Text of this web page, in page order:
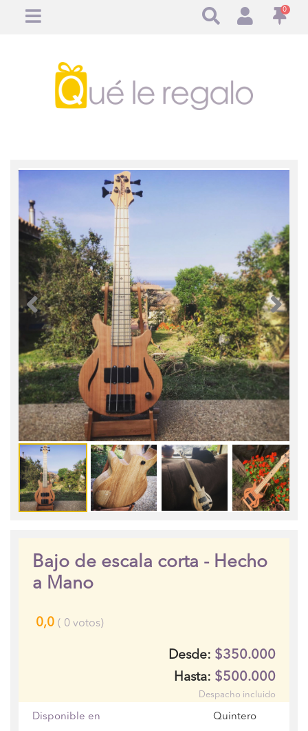
0
Anterior
Bajo de escala corta - Hecho
a Mano
0,0 ( 0 votos)
Desde: $350.000
Hasta: $500.000
Despacho incluido
Disponible en Quintero